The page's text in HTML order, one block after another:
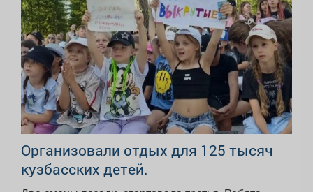
Организовали отдых для 125 тысяч
кузбасских детей.